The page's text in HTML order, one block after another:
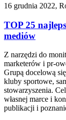
16 grudnia 2022,
TOP 25
mediów
Z narzędzi do
marketerów i pr-
Grupą docelową
kluby sportowe,
stowarzyszenia.
własnej marce i
publikacji i